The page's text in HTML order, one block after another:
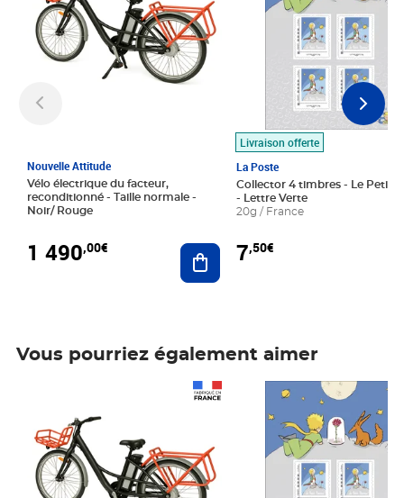
Nouvelle Attitude
Vélo électrique du facteur,
reconditionné - Taille normale -
Noir/ Rouge
1 490,00€ Ajouter au panier
Livraison offerte
La Poste
Collector 4 timbres - Le Petit
- Lettre Verte
20g / France
7,50€
Vous pourriez également aimer
Prix 7,50€